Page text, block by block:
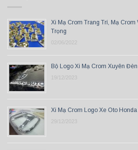
Xi Mạ Crom Trang Trí, Mạ Crom
Trọng
02/06/2022
Bộ Logo Xi Mạ Crom Xuyên
19/12/2023
Xi Mạ Crom Logo Xe Oto
29/12/2023